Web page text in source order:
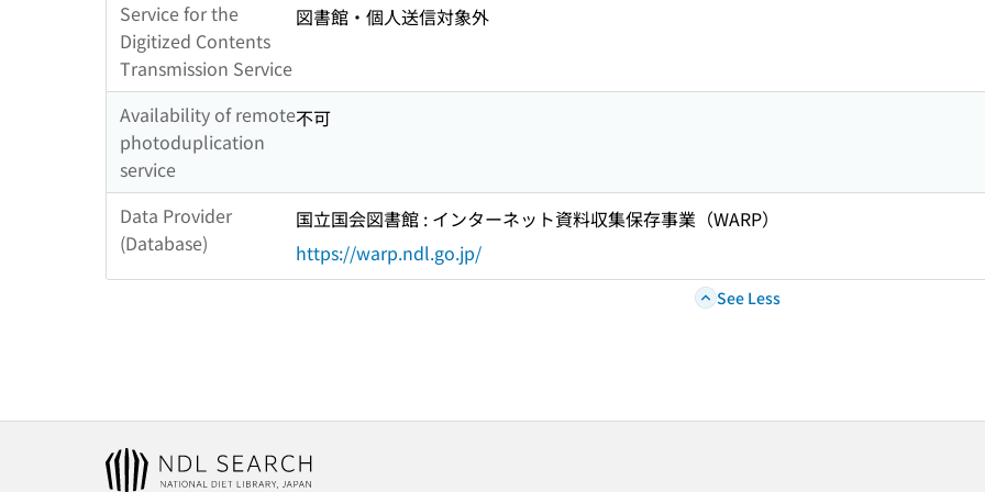
Service for the
Digitized Contents
Transmission Service
図書館・個人送信対象外
Availability of remote
photoduplication
service
不可
Data Provider
(Database)
国立国会図書館 : インターネット資料収集保存事業（WARP）
https://warp.ndl.go.jp/
See Less